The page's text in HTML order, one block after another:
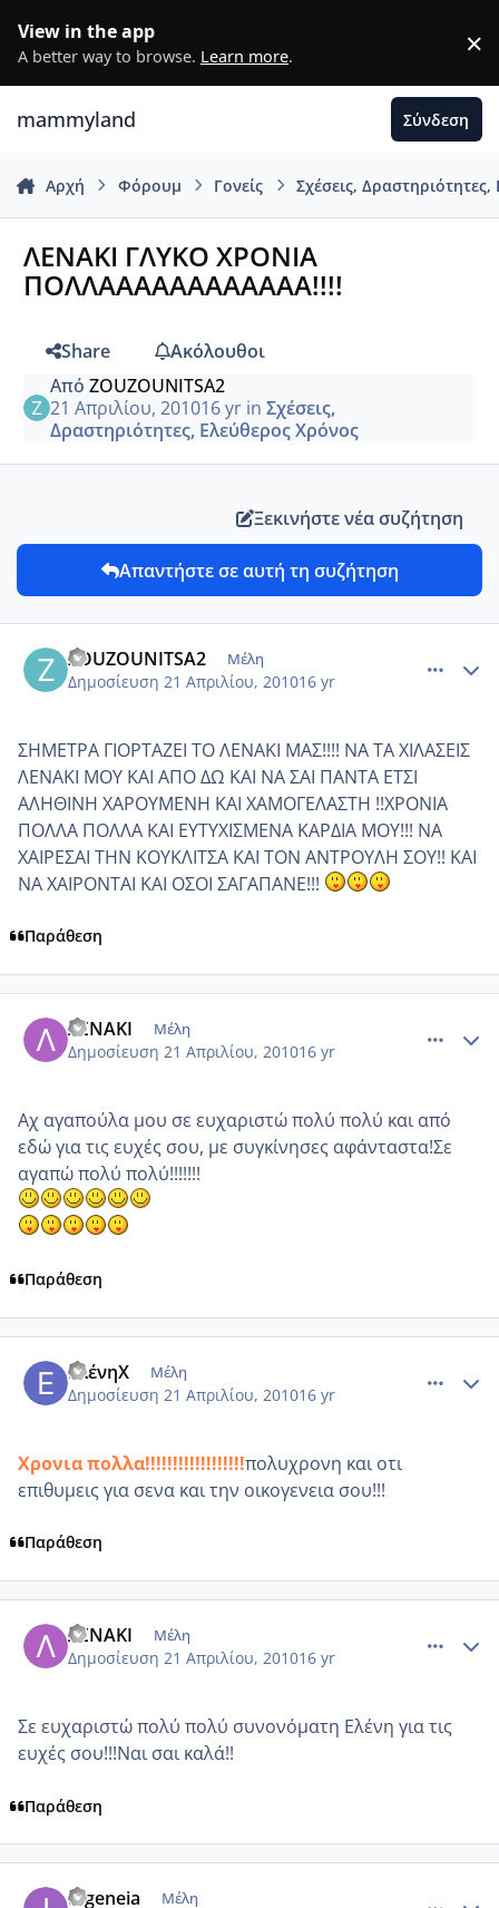
View in the app
A better way to browse. Learn more. ×
mammyland Σύνδεση
Αρχή Φόρουμ Γονείς Σχέσεις,
ΛΕΝΑΚΙ ΓΛΥΚΟ ΧΡΟΝΙΑ
ΠΟΛΛΑΑΑΑΑΑΑΑΑΑΑΑ!!!!
Share
Ακόλουθοι
Από ZOUZOUNITSA2
21 Απριλίου, 201016 yrin Σχέσεις,
Δραστηριότητες, Ελεύθερος Χρόνος
Ξεκινήστε νέα συζήτηση
Απαντήστε σε αυτή τη συζήτηση
ZOUZOUNITSA2 Μέλη
Δημοσίευση 21 Απριλίου, 201016 yr
ΣΗΜΕΤΡΑ ΓΙΟΡΤΑΖΕΙ ΤΟ ΛΕΝΑΚΙ ΜΑΣ!!!! ΝΑ ΤΑ ΧΙΛΑΣΕΙΣ
ΛΕΝΑΚΙ ΜΟΥ ΚΑΙ ΑΠΟ ΔΩ ΚΑΙ ΝΑ ΣΑΙ ΠΑΝΤΑ ΕΤΣΙ
ΑΛΗΘΙΝΗ ΧΑΡΟΥΜΕΝΗ ΚΑΙ ΧΑΜΟΓΕΛΑΣΤΗ !!ΧΡΟΝΙΑ
ΠΟΛΛΑ ΠΟΛΛΑ ΚΑΙ ΕΥΤΥΧΙΣΜΕΝΑ ΚΑΡΔΙΑ ΜΟΥ!!! ΝΑ
ΧΑΙΡΕΣΑΙ ΤΗΝ ΚΟΥΚΛΙΤΣΑ ΚΑΙ ΤΟΝ ΑΝΤΡΟΥΛΗ ΣΟΥ!! ΚΑΙ
ΝΑ ΧΑΙΡΟΝΤΑΙ ΚΑΙ ΟΣΟΙ ΣΑΓΑΠΑΝΕ!!!
Παράθεση
ΛΕΝΑΚΙ Μέλη
Δημοσίευση 21 Απριλίου, 201016 yr
Αχ αγαπούλα μου σε ευχαριστώ πολύ πολύ και από
εδώ για τις ευχές σου, με συγκίνησες αφάνταστα!Σε
αγαπώ πολύ πολύ!!!!!!!
Παράθεση
ΕλένηΧ Μέλη
Δημοσίευση 21 Απριλίου, 201016 yr
Χρονια πολλα!!!!!!!!!!!!!!!!!!πολυχρονη και οτι
επιθυμεις για σενα και την οικογενεια σου!!!
Παράθεση
ΛΕΝΑΚΙ Μέλη
Δημοσίευση 21 Απριλίου, 201016 yr
Σε ευχαριστώ πολύ πολύ συνονόματη Ελένη για τις
ευχές σου!!!Ναι σαι καλά!!
Παράθεση
Ifigeneia Μέλη